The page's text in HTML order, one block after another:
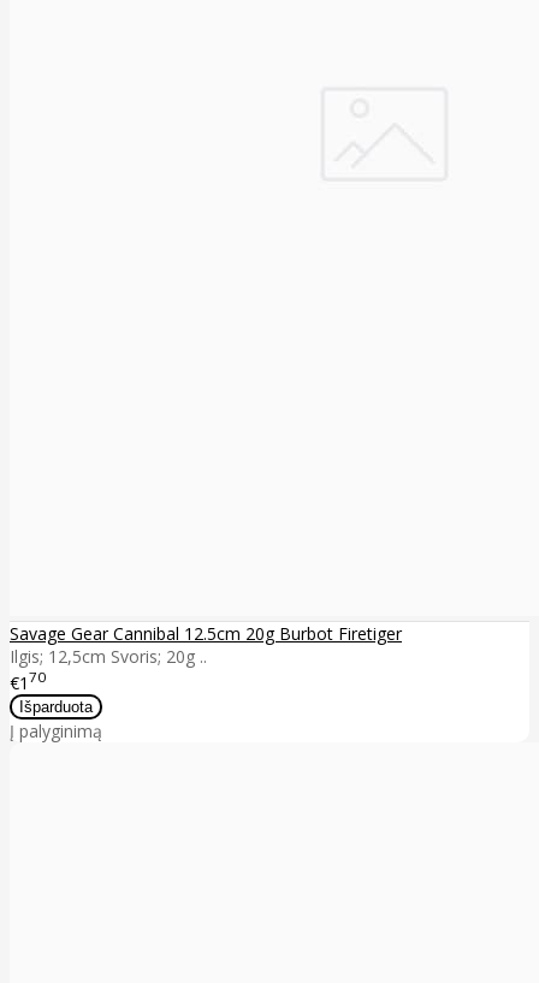
Savage Gear Cannibal 12.5cm 20g Burbot Firetiger
Ilgis; 12,5cm Svoris; 20g ..
€1 70
Į palyginimą